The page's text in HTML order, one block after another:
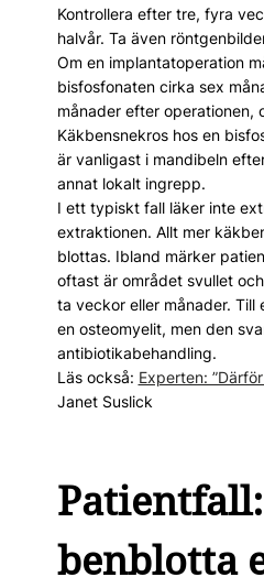
Kontrollera efter tre, fyra
halvår. Ta även
Om en implantatoperation
bisfosfonaten cirka sex
månader efter operationen,
Käkbensnekros hos en
är vanligast i mandibeln
annat lokalt ingrepp.
I ett typiskt fall läker inte
extraktionen. Allt mer
blottas. Ibland märker
oftast är området svullet
ta veckor eller månader. Till
en osteomyelit, men den
antibiotikabehandling.
Läs också: Experten:
Janet Suslick
Patientfall:
benblotta